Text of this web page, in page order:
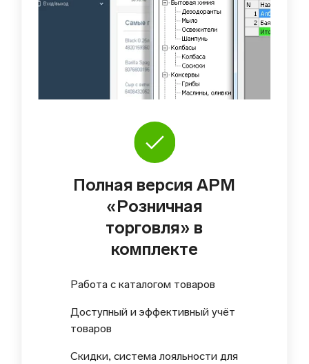
Полная версия АРМ
«Розничная
торговля» в
комплекте
Работа с каталогом товаров
Доступный и эффективный учёт
товаров
Скидки, система лояльности для